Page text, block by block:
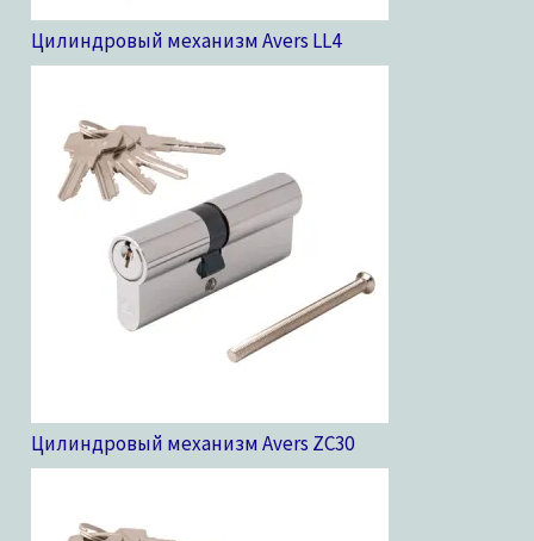
Цилиндровый механизм Avers LL4
Цилиндровый механизм Avers ZC30